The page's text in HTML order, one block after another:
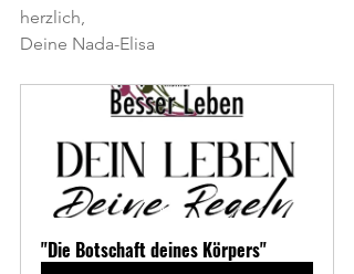
herzlich,
Deine Nada-Elisa
"Die Botschaft deines Körpers"